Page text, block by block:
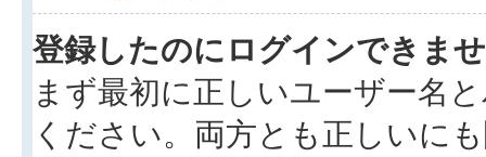
登録したのにログインできま
まず最初に正しいユーザー名
ください。両方とも正しいに